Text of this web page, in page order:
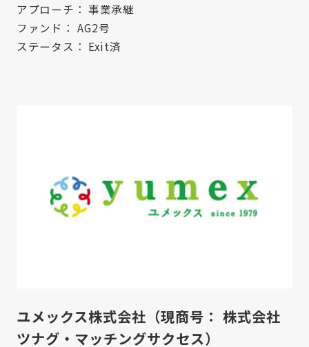
アプローチ： 事業承継
ファンド： AG2号
ステータス： Exit済
ユメックス株式会社（現商号： 株式会社
ツナグ・マッチングサクセス）